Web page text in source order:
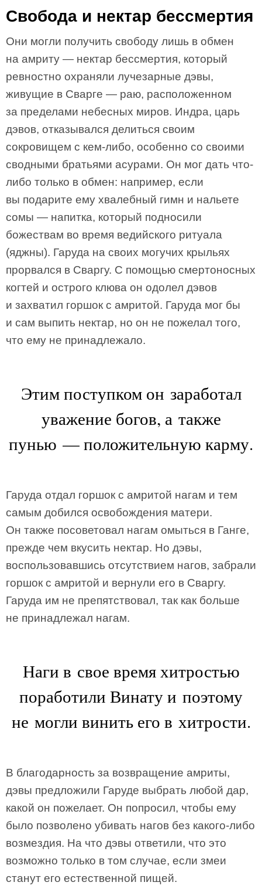
Свобода и нектар бессмертия
Они могли получить свободу лишь в обмен
на амриту — нектар бессмертия, который
ревностно охраняли лучезарные дэвы,
живущие в Сварге — раю, расположенном
за пределами небесных миров. Индра, царь
дэвов, отказывался делиться своим
сокровищем с кем-либо, особенно со своими
сводными братьями асурами. Он мог дать что-
либо только в обмен: например, если
вы подарите ему хвалебный гимн и нальете
сомы — напитка, который подносили
божествам во время ведийского ритуала
(яджны). Гаруда на своих могучих крыльях
прорвался в Сваргу. С помощью смертоносных
когтей и острого клюва он одолел дэвов
и захватил горшок с амритой. Гаруда мог бы
и сам выпить нектар, но он не пожелал того,
что ему не принадлежало.
Этим поступком он заработал
уважение богов, а также
пунью — положительную карму.
Гаруда отдал горшок с амритой нагам и тем
самым добился освобождения матери.
Он также посоветовал нагам омыться в Ганге,
прежде чем вкусить нектар. Но дэвы,
воспользовавшись отсутствием нагов, забрали
горшок с амритой и вернули его в Сваргу.
Гаруда им не препятствовал, так как больше
не принадлежал нагам.
Наги в свое время хитростью
поработили Винату и поэтому
не могли винить его в хитрости.
В благодарность за возвращение амриты,
дэвы предложили Гаруде выбрать любой дар,
какой он пожелает. Он попросил, чтобы ему
было позволено убивать нагов без какого-либо
возмездия. На что дэвы ответили, что это
возможно только в том случае, если змеи
станут его естественной пищей.